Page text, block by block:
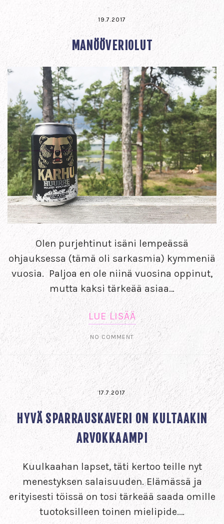
19.7.2017
MANÖÖVERIOLUT
Olen purjehtinut isäni lempeässä
ohjauksessa (tämä oli sarkasmia) kymmeniä
vuosia. Paljoa en ole niinä vuosina oppinut,
mutta kaksi tärkeää asiaa…
LUE LISÄÄ
NO COMMENT
17.7.2017
HYVÄ SPARRAUSKAVERI ON KULTAAKIN
ARVOKKAAMPI
Kuulkaahan lapset, täti kertoo teille nyt
menestyksen salaisuuden. Elämässä ja
erityisesti töissä on tosi tärkeää saada omille
tuotoksilleen toinen mielipide.…